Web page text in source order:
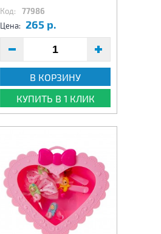
Код: 77986
Цена: 265 р.
В КОРЗИНУ
КУПИТЬ В 1 КЛИК